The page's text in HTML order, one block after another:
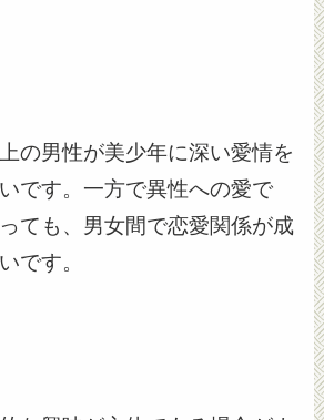
の男性が美少年に深い愛情を
です。一方で異性への愛で
ても、男女間で恋愛関係が成
です。